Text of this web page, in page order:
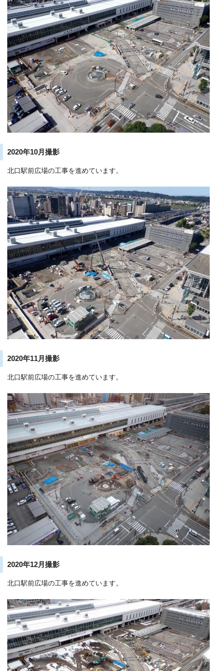
2020年10月撮影
北口駅前広場の工事を進めています。
2020年11月撮影
北口駅前広場の工事を進めています。
2020年12月撮影
北口駅前広場の工事を進めています。